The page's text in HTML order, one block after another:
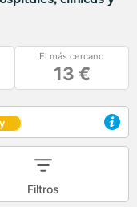
El más cercano
13 €
Filtros